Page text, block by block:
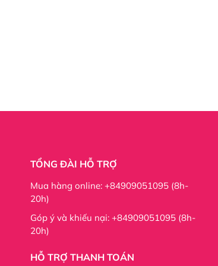
TỔNG ĐÀI HỖ TRỢ
Mua hàng online: +84909051095 (8h-
20h)
Góp ý và khiếu nại: +84909051095 (8h-
20h)
HỖ TRỢ THANH TOÁN